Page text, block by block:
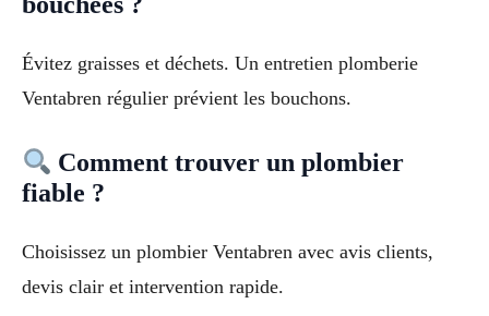
Évitez graisses et déchets. Un entretien plomberie
Ventabren régulier prévient les bouchons.
Comment trouver un plombier
fiable ?
Choisissez un plombier Ventabren avec avis clients,
devis clair et intervention rapide.